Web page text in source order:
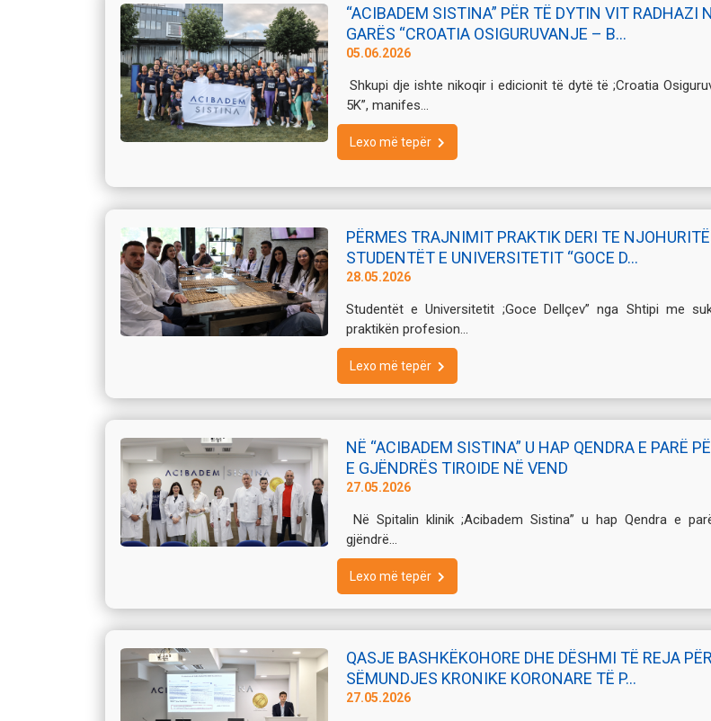
“ACIBADEM SISTINA” PËR TË DYTIN VIT RADHAZI
GARËS “CROATIA OSIGURUVANJE – B...
05.06.2026
Shkupi dje ishte nikoqir i edicionit të dytë të ;Croatia
5K”, manifes...
Lexo më tepër
PËRMES TRAJNIMIT PRAKTIK DERI TE
STUDENTËT E UNIVERSITETIT “GOCE D...
28.05.2026
Studentët e Universitetit ;Goce Dellçev” nga Shtipi me
praktikën profesion...
Lexo më tepër
NË “ACIBADEM SISTINA” U HAP QENDRA E PARË
E GJËNDRËS TIROIDE NË VEND
27.05.2026
Në Spitalin klinik ;Acibadem Sistina” u hap Qendra e
gjëndrë...
Lexo më tepër
QASJE BASHKËKOHORE DHE DËSHMI TË REJA
SËMUNDJES KRONIKE KORONARE TË P...
27.05.2026